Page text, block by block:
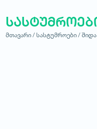
მთავარი / სასტუმროები /